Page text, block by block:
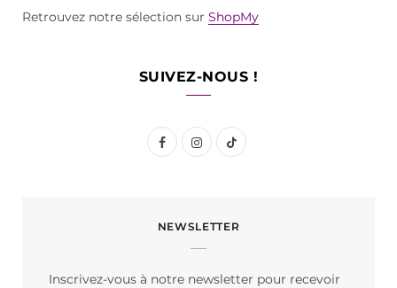
Retrouvez notre sélection sur ShopMy
SUIVEZ-NOUS !
F
e
I
t
T
T
NEWSLETTER
Inscrivez-vous à notre newsletter pour recevoir